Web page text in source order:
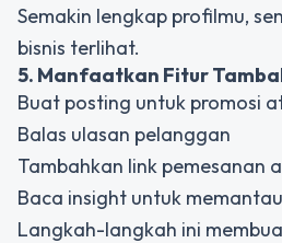
Semakin lengkap profilmu,
bisnis terlihat.
5. Manfaatkan Fitur
Buat posting untuk promosi
Balas ulasan pelanggan
Tambahkan link pemesanan
Baca insight untuk
Langkah-langkah ini